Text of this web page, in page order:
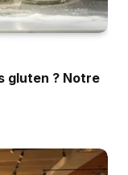
gluten ? Notre